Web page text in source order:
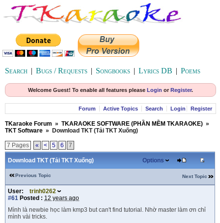
Search | Bugs / Requests | Songbooks | Lyrics DB | Poems
Welcome Guest! To enable all features please Login or Register.
Forum Active Topics Search Login Register
TKaraoke Forum » TKARAOKE SOFTWARE (PHẦN MỀM TKARAOKE) »
TKT Software » Download TKT (Tải TKT Xuống)
7 Pages « < 5 6 7
Download TKT (Tải TKT Xuống) Options
Previous Topic Next Topic
User:
trinh0262
#61 Posted : 12 years ago
Mình là newbie học làm kmp3 but can't find tutorial. Nhờ master làm ơn chỉ
mình vài tricks.